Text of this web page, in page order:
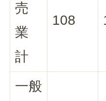
売
業
計
108
一般